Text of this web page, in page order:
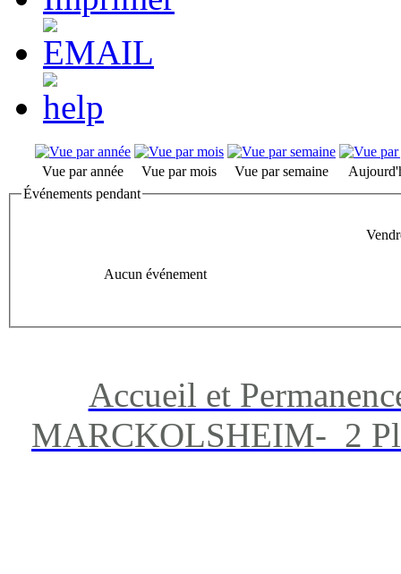
Vue par année Vue par mois Vue par semaine
Événements pendant
Aucun événement
Accueil et
MARCKOLSHEIM- 2